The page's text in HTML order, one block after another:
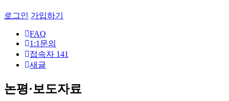
로그인 가입하기
FAQ
1:1문의
접속자 141
새글
논평·보도자료